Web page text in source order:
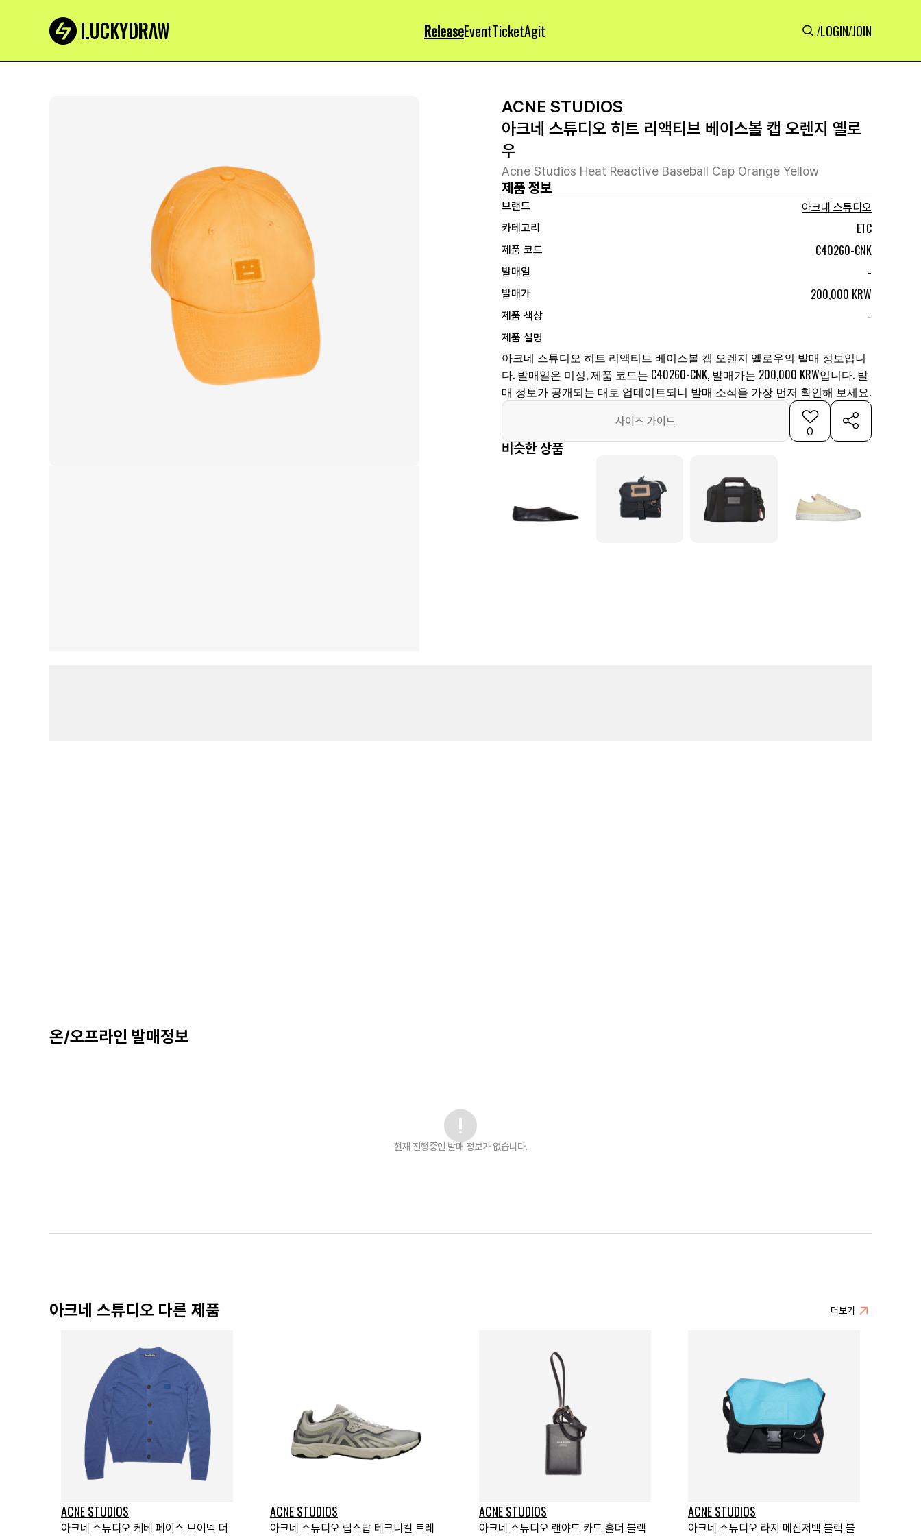
ReleaseEventTicketAgit /LOGIN/JOIN
ACNE STUDIOS
아크네 스튜디오 히트 리액티브 베이스볼 캡 오렌지 옐로
우
Acne Studios Heat Reactive Baseball Cap Orange Yellow
제품 정보
브랜드
아크네 스튜디오
카테고리
ETC
제품 코드 C40260-CNK
발매일 -
발매가 200,000 KRW
제품 색상 -
제품 설명
아크네 스튜디오 히트 리액티브 베이스볼 캡 오렌지 옐로우의 발매 정보입니
다. 발매일은 미정, 제품 코드는 C40260-CNK, 발매가는 200,000 KRW입니다. 발
매 정보가 공개되는 대로 업데이트되니 발매 소식을 가장 먼저 확인해 보세요.
사이즈 가이드
0
비슷한 상품
온/오프라인 발매정보
현재 진행중인 발매 정보가 없습니다.
아크네 스튜디오 다른 제품 더보기
ACNE STUDIOS
아크네 스튜디오 케베 페이스 브이넥 더
ACNE STUDIOS
아크네 스튜디오 립스탑 테크니컬 트레
ACNE STUDIOS
아크네 스튜디오 랜야드 카드 홀더 블랙
ACNE STUDIOS
아크네 스튜디오 라지 메신저백 블랙 블